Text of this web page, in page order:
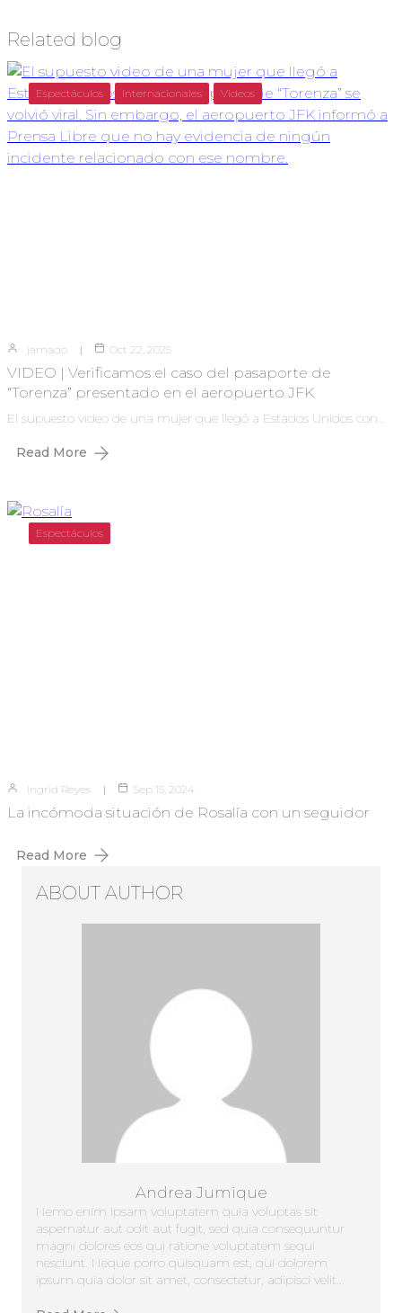
Related blog
Espectáculos Internacionales Videos
jamado Oct 22, 2025
VIDEO | Verificamos el caso del pasaporte de
“Torenza” presentado en el aeropuerto JFK
El supuesto video de una mujer que llegó a Estados Unidos con…
Read More
Espectáculos
Ingrid Reyes Sep 15, 2024
La incómoda situación de Rosalía con un seguidor
Read More
ABOUT AUTHOR
Andrea Jumique
Nemo enim ipsam voluptatem quia voluptas sit
aspernatur aut odit aut fugit, sed quia consequuntur
magni dolores eos qui ratione voluptatem sequi
nesciunt. Neque porro quisquam est, qui dolorem
ipsum quia dolor sit amet, consectetur, adipisci velit...